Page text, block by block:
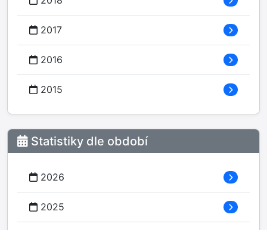
2017
2016
2015
Statistiky dle období
2026
2025